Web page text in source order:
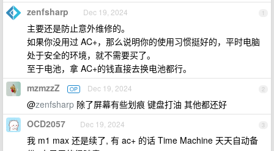
1
zenfsharp Dec 19, 2024
主要还是防止意外维修的。
如果你没用过 AC+，那么说明你的使用习惯挺好的，平时电脑
处于安全的环境，就不需要买了。
至于电池，拿 AC+的钱直接去换电池都行。
2
mzmzzZ OP Dec 19, 2024
@zenfsharp 除了屏幕有些划痕 键盘打油 其他都还好
3
OCD2057 Dec 19, 2024
我 m1 max 还是续了, 有 ac+ 的话 Time Machine 天天自动备